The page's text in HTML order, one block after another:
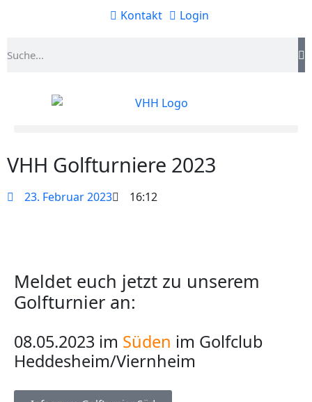
Kontakt Login
VHH Golfturniere 2023
23. Februar 2023 16:12
Meldet euch jetzt zu unserem
Golfturnier an:
08.05.2023 im Süden im Golfclub
Heddesheim/Viernheim